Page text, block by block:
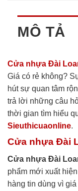
MÔ TẢ
Cửa nhựa Đài
Giá có rẻ không?
hút sự quan tâm
trả lời những câu
thời gian tìm hiểu
Sieuthicuaonline.
Cửa nhựa Đài
Cửa nhựa Đài
phẩm mới xuất
hàng tin dùng vì